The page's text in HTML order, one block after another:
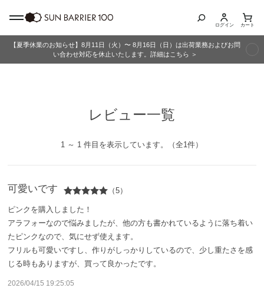
商品カテゴリ
メンズ
キッズ
サンバリア100について
ログイン カート
【夏季休業のお知らせ】8月11日（火）〜 8月16日（日）は出荷業務およびお問
い合わせ対応を休止いたします。詳細はこちら ＞
レビュー一覧
1 ～ 1 件目を表示しています。（全1件）
可愛いです （5）
ピンクを購入しました！
アラフォーなので悩みましたが、他の方も書かれているように落ち着い
たピンクなので、気にせず使えます。
フリルも可愛いですし、作りがしっかりしているので、少し重たさを感
じる時もありますが、買って良かったです。
2026/04/15 19:25:05